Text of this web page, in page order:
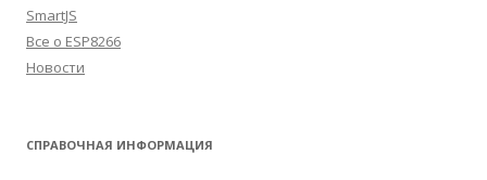
SmartJS
Все о ESP8266
Новости
СПРАВОЧНАЯ ИНФОРМАЦИЯ